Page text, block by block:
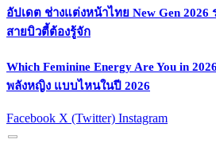
อัปเดต ช่างแต่งหน้าไทย New Gen 2026
สายบิวตี้ต้องรู้จัก
Which Feminine Energy Are You in
พลังหญิง แบบไหนในปี 2026
Facebook X (Twitter) Instagram